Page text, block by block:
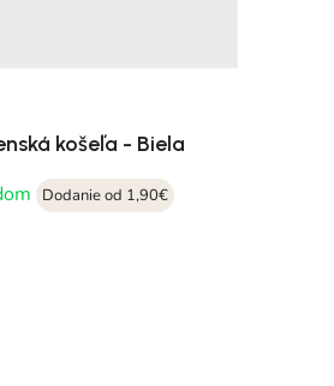
košeľa - Biela
Dodanie od 1,90€